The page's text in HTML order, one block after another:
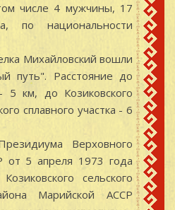
числе 4 мужчины, 17
по национальности
Михайловский вошли
путь". Расстояние до
5 км, до Козиковского
сплавного участка - 6
Верховного
от 5 апреля 1973 года
сельского
Марийской АССР